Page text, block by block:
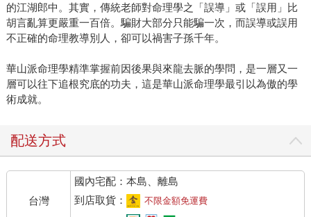
的江湖郎中。其實，傳統老師對命理學之「誤導」或「誤用」比
胡言亂算更嚴重一百倍。騙財大部分只能騙一次，而誤導或誤用
不正確的命理教導別人，卻可以禍害子孫千年。
華山派命理學精準掌握前因後果與來龍去脈的學問，是一層又一
層可以往下追根究底的功夫，這是華山派命理學最引以為傲的學
術成就。
配送方式
台灣
國內宅配：本島、離島
到店取貨：
不限金額免運費